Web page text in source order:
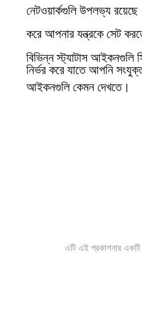
নেটওয়ার্কগুলি উপলভ্য
করে আপনার যন্ত্রকে সেট
বিভিন্ন স্ট্যাটাস আইকনগুলি
নির্ভর করে যাতে আপনি
আইকনগুলি কেমন দেখতে।
এটি এই প্রকাশনার